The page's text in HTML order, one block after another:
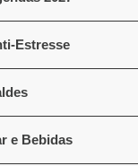
Estresse
e Bebidas